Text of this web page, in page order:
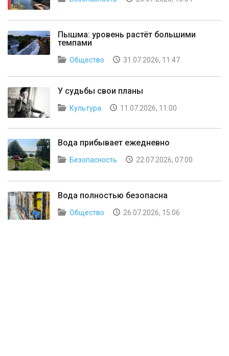
Пышма: уровень растёт большими
темпами
Общество 31.07.2026, 11:47
У судьбы свои планы
Культура 11.07.2026, 11:00
Вода прибывает ежедневно
Безопасность 22.07.2026, 07:00
Вода полностью безопасна
Общество 26.07.2026, 15:06